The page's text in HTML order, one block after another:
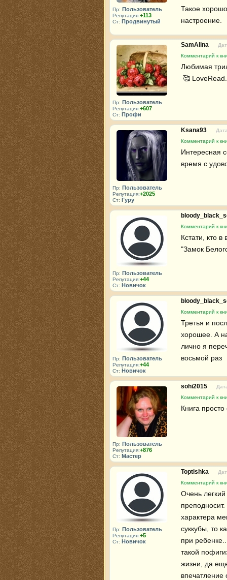
Пр: Пользователь
Репутация:+113
Ст: Продвинутый
Такое
настроение.
Пр: Пользователь
Репутация:+607
Ст: Профи
SamAlina
Комментарий к
Любимая
🥰
Пр: Пользователь
Репутация:+2025
Ст: Гуру
Ksana93
Комментарий к
Интересная
время с
Пр: Пользователь
Репутация:+44
Ст: Новичок
Комментарий к
Кстати, кто
"Замок
Пр: Пользователь
Репутация:+44
Ст: Новичок
Комментарий к
Третья и
хорошее. А
лично я
восьмой раз
Пр: Пользователь
Репутация:+876
Ст: Мастер
sohi2015
Комментарий к
Книга
Пр: Пользователь
Репутация:+5
Ст: Новичок
Toptishka
Комментарий к
Очень
характера
суккубы, то
при
такой
жизни, да
впечатление